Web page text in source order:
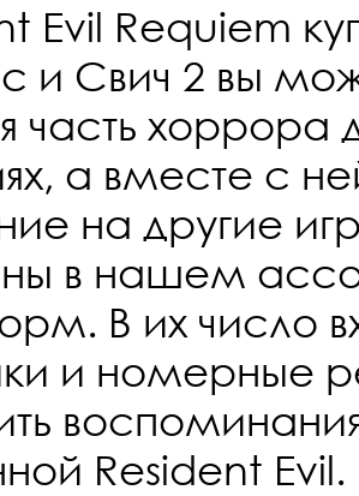
Evil Requiem
и Свич 2 вы
часть хоррора
а вместе с
на другие
в нашем
В их число
и номерные
Resident Evil.